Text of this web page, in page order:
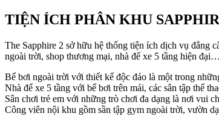
TIỆN ÍCH PHÂN KHU
The Sapphire 2 sở hữu hệ thống tiện ích dịch vụ đẳng
ngoài trời, shop thương mại, nhà để xe 5 tầng hiện
Bể bơi ngoài trời với thiết kế độc đáo là một trong
Nhà để xe 5 tầng với bể bơi trên mái, các sân tập thể
Sân chơi trẻ em với những trò chơi đa dạng là nơi vui
Công viên nội khu gồm sần tập gym ngoài trời, vườn